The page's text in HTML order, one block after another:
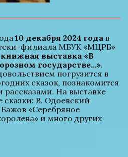
года
10 декабря 2024 года в
филиала МБУК «МЦРБ»
выставка «В
государстве...».
погрузится в
сказок, познакомится
рассказами. На выставке
сказки: В. Одоевский
«Серебряное
и много других